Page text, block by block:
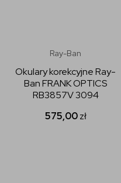
Ray-Ban
Okulary korekcyjne Ray-
Ban FRANK OPTICS
RB3857V 3094
575,00zł